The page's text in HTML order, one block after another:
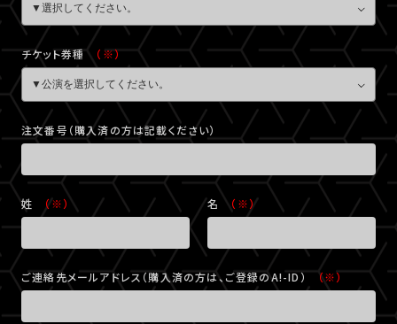
チケット券種 （※）
注文番号（購入済の方は記載ください）
姓 （※） 名（※）
ご連絡先メールアドレス（購入済の方は、ご登録のA!-ID）（※）